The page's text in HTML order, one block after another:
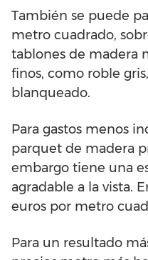
También se puede
metro cuadrado,
tablones de madera
finos, como roble
blanqueado.
Para gastos menos
parquet de madera
embargo tiene una
agradable a la vista.
euros por metro
Para un resultado